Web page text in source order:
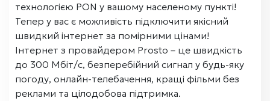
технологією PON у вашому населеному пункті!
Тепер у вас є можливість підключити якісний
швидкий інтернет за помірними цінами!
Інтернет з провайдером Prosto – це швидкість
до 300 Мбіт/с, безперебійний сигнал у будь-яку
погоду, онлайн-телебачення, кращі фільми без
реклами та цілодобова підтримка.